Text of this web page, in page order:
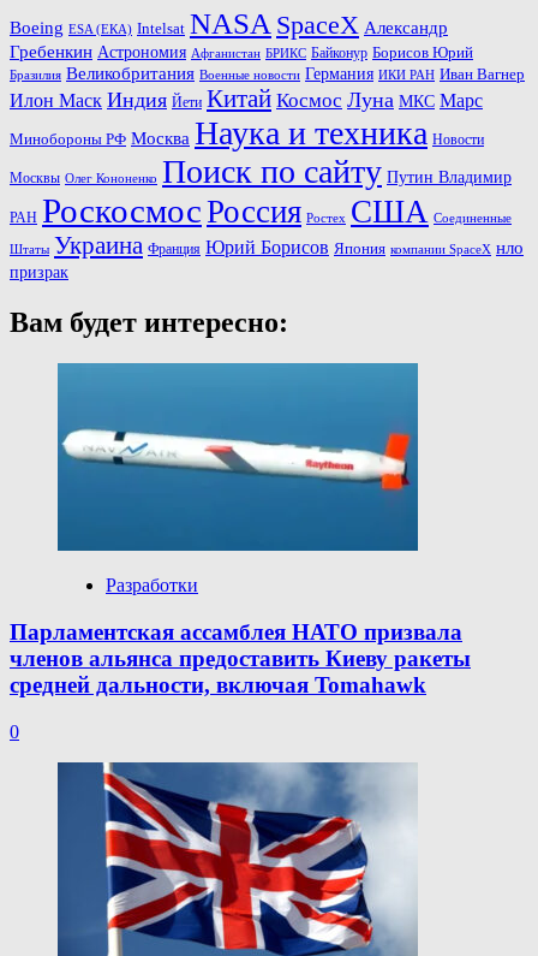
Boeing ESA (ЕКА) Intelsat NASA SpaceX Александр
Гребенкин Астрономия Афганистан БРИКС Байконур Борисов Юрий
Бразилия Великобритания Военные новости Германия ИКИ РАН Иван Вагнер
Илон Маск Индия Йети Китай Космос Луна МКС Марс
Минoбороны РФ Москва Наука и техника Новости
Москвы Олег Кононенко Поиск по сайту Путин Владимир
РАН РоскосмосРоссия Ростех США Соединенные
Штаты Украина Франция Юрий Борисов Япония компании SpaceX нло
призрак
Вам будет интересно:
Разработки
Парламентская ассамблея НАТО призвала
членов альянса предоставить Киеву ракеты
средней дальности, включая Tomahawk
0